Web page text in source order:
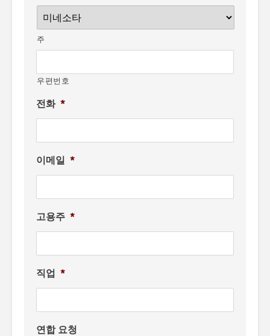
주
우편번호
전화 *
이메일 *
고용주 *
직업 *
연합 요청